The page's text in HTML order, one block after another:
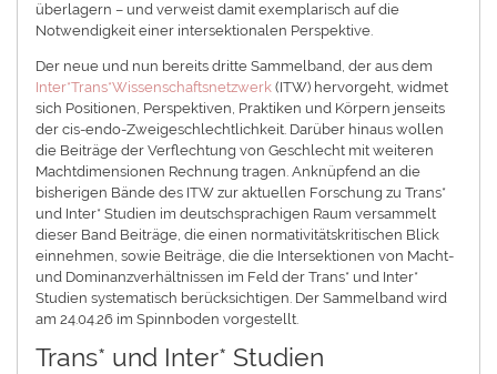
überlagern – und verweist damit exemplarisch auf die
Notwendigkeit einer intersektionalen Perspektive.
Der neue und nun bereits dritte Sammelband, der aus dem
Inter*Trans*Wissenschaftsnetzwerk (ITW) hervorgeht, widmet
sich Positionen, Perspektiven, Praktiken und Körpern jenseits
der cis-endo-Zweigeschlechtlichkeit. Darüber hinaus wollen
die Beiträge der Verflechtung von Geschlecht mit weiteren
Machtdimensionen Rechnung tragen. Anknüpfend an die
bisherigen Bände des ITW zur aktuellen Forschung zu Trans*
und Inter* Studien im deutschsprachigen Raum versammelt
dieser Band Beiträge, die einen normativitätskritischen Blick
einnehmen, sowie Beiträge, die die Intersektionen von Macht-
und Dominanzverhältnissen im Feld der Trans* und Inter*
Studien systematisch berücksichtigen. Der Sammelband wird
am 24.04.26 im Spinnboden vorgestellt.
Trans* und Inter* Studien